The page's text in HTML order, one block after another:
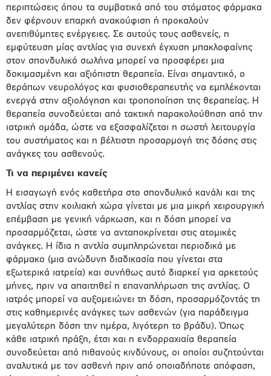
περιπτώσεις όπου τα συμβατικά από του στόματος φάρμακα
δεν φέρνουν επαρκή ανακούφιση ή προκαλούν
ανεπιθύμητες ενέργειες. Σε αυτούς τους ασθενείς, η
εμφύτευση μίας αντλίας για συνεχή έγχυση μπακλοφαίνης
στον σπονδυλικό σωλήνα μπορεί να προσφέρει μια
δοκιμασμένη και αξιόπιστη θεραπεία. Είναι σημαντικό, ο
θεράπων νευρολόγος και φυσιοθεραπευτής να εμπλέκονται
ενεργά στην αξιολόγηση και τροποποίηση της θεραπείας. Η
θεραπεία συνοδεύεται από τακτική παρακολούθηση από την
ιατρική ομάδα, ώστε να εξασφαλίζεται η σωστή λειτουργία
του συστήματος και η βέλτιστη προσαρμογή της δόσης στις
ανάγκες του ασθενούς.
Τι να περιμένει κανείς
Η εισαγωγή ενός καθετήρα στο σπονδυλικό κανάλι και της
αντλίας στην κοιλιακή χώρα γίνεται με μια μικρή χειρουργική
επέμβαση με γενική νάρκωση, και η δόση μπορεί να
προσαρμόζεται, ώστε να ανταποκρίνεται στις ατομικές
ανάγκες. Η ίδια η αντλία συμπληρώνεται περιοδικά με
φάρμακο (μια ανώδυνη διαδικασία που γίνεται στα
εξωτερικά ιατρεία) και συνήθως αυτό διαρκεί για αρκετούς
μήνες, πριν να απαιτηθεί η επαναπλήρωση της αντλίας. Ο
ιατρός μπορεί να αυξομειώνει τη δόση, προσαρμόζοντάς τη
στις καθημερινές ανάγκες των ασθενών (για παράδειγμα
μεγαλύτερη δόση την ημέρα, λιγότερη το βράδυ). Όπως
κάθε ιατρική πράξη, έτσι και η ενδορραχιαία θεραπεία
συνοδεύεται από πιθανούς κινδύνους, οι οποίοι συζητούνται
αναλυτικά με τον ασθενή πριν από οποιαδήποτε απόφαση,